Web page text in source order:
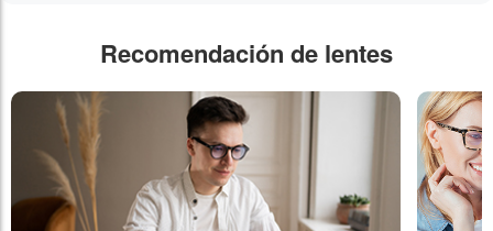
Recomendación de lentes